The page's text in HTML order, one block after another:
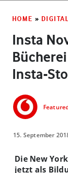
HOME »
Insta
Insta-
15. September
Die New
jetzt als